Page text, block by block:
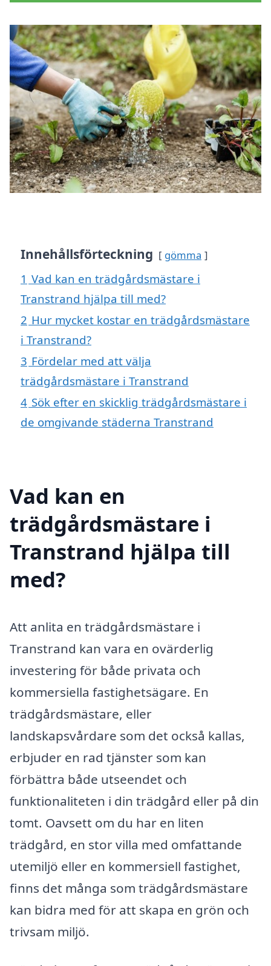
Innehållsförteckning gömma
1 Vad kan en trädgårdsmästare i
Transtrand hjälpa till med?
2 Hur mycket kostar en trädgårdsmästare
i Transtrand?
3 Fördelar med att välja
trädgårdsmästare i Transtrand
4 Sök efter en skicklig trädgårdsmästare i
de omgivande städerna Transtrand
Vad kan en
trädgårdsmästare i
Transtrand hjälpa till
med?
Att anlita en trädgårdsmästare i
Transtrand kan vara en ovärderlig
investering för både privata och
kommersiella fastighetsägare. En
trädgårdsmästare, eller
landskapsvårdare som det också kallas,
erbjuder en rad tjänster som kan
förbättra både utseendet och
funktionaliteten i din trädgård eller på din
tomt. Oavsett om du har en liten
trädgård, en stor villa med omfattande
utemiljö eller en kommersiell fastighet,
finns det många som trädgårdsmästare
kan bidra med för att skapa en grön och
trivsam miljö.